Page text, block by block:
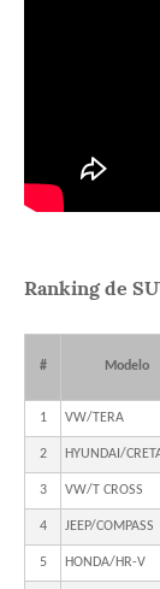
Ranking de
# Modelo
1 VW/TERA
2 HYUNDAI/
3 VW/T CROSS
4 JEEP/COMPASS
5 HONDA/HR-V